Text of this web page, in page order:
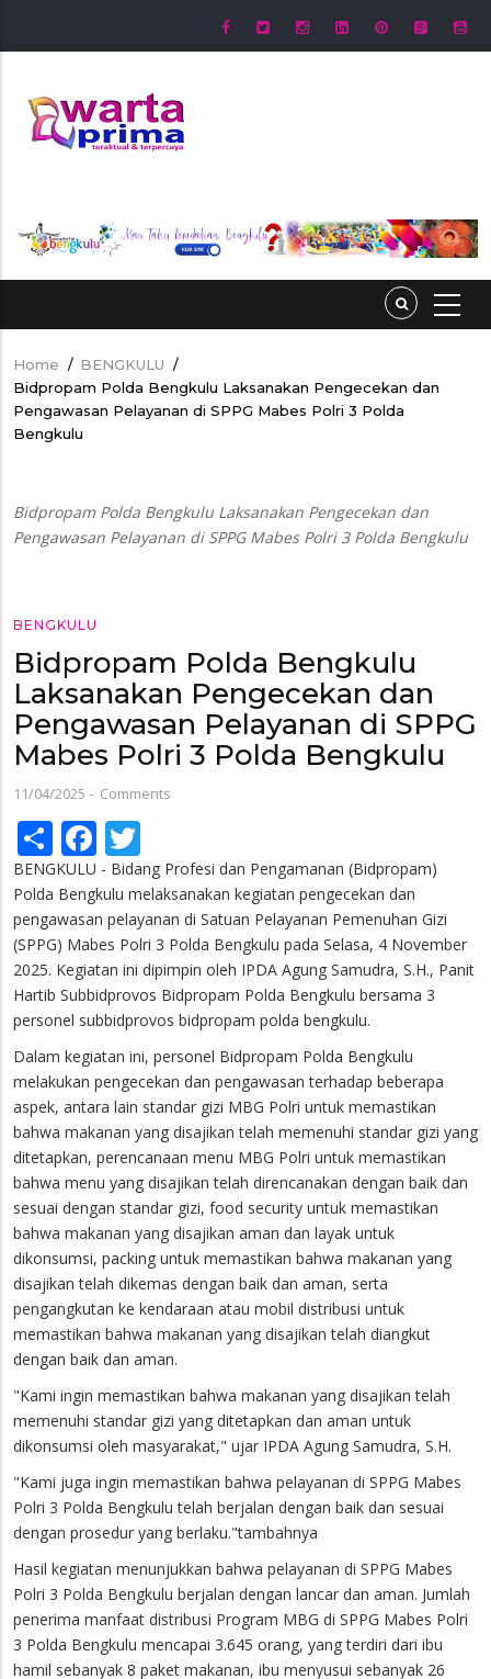
Breadcrumb
Home / BENGKULU /
Bidpropam Polda Bengkulu Laksanakan Pengecekan dan
Pengawasan Pelayanan di SPPG Mabes Polri 3 Polda
Bengkulu
Bidpropam Polda Bengkulu Laksanakan Pengecekan dan
Pengawasan Pelayanan di SPPG Mabes Polri 3 Polda Bengkulu
BENGKULU
Bidpropam Polda Bengkulu
Laksanakan Pengecekan dan
Pengawasan Pelayanan di SPPG
Mabes Polri 3 Polda Bengkulu
11/04/2025 - Comments
ShareFacebook
BENGKULU - Bidang Profesi dan Pengamanan (Bidpropam)
Polda Bengkulu melaksanakan kegiatan pengecekan dan
pengawasan pelayanan di Satuan Pelayanan Pemenuhan Gizi
(SPPG) Mabes Polri 3 Polda Bengkulu pada Selasa, 4 November
2025. Kegiatan ini dipimpin oleh IPDA Agung Samudra, S.H., Panit
Hartib Subbidprovos Bidpropam Polda Bengkulu bersama 3
personel subbidprovos bidpropam polda bengkulu.
Dalam kegiatan ini, personel Bidpropam Polda Bengkulu
melakukan pengecekan dan pengawasan terhadap beberapa
aspek, antara lain standar gizi MBG Polri untuk memastikan
bahwa makanan yang disajikan telah memenuhi standar gizi yang
ditetapkan, perencanaan menu MBG Polri untuk memastikan
bahwa menu yang disajikan telah direncanakan dengan baik dan
sesuai dengan standar gizi, food security untuk memastikan
bahwa makanan yang disajikan aman dan layak untuk
dikonsumsi, packing untuk memastikan bahwa makanan yang
disajikan telah dikemas dengan baik dan aman, serta
pengangkutan ke kendaraan atau mobil distribusi untuk
memastikan bahwa makanan yang disajikan telah diangkut
dengan baik dan aman.
"Kami ingin memastikan bahwa makanan yang disajikan telah
memenuhi standar gizi yang ditetapkan dan aman untuk
dikonsumsi oleh masyarakat," ujar IPDA Agung Samudra, S.H.
"Kami juga ingin memastikan bahwa pelayanan di SPPG Mabes
Polri 3 Polda Bengkulu telah berjalan dengan baik dan sesuai
dengan prosedur yang berlaku."tambahnya
Hasil kegiatan menunjukkan bahwa pelayanan di SPPG Mabes
Polri 3 Polda Bengkulu berjalan dengan lancar dan aman. Jumlah
penerima manfaat distribusi Program MBG di SPPG Mabes Polri
3 Polda Bengkulu mencapai 3.645 orang, yang terdiri dari ibu
hamil sebanyak 8 paket makanan, ibu menyusui sebanyak 26